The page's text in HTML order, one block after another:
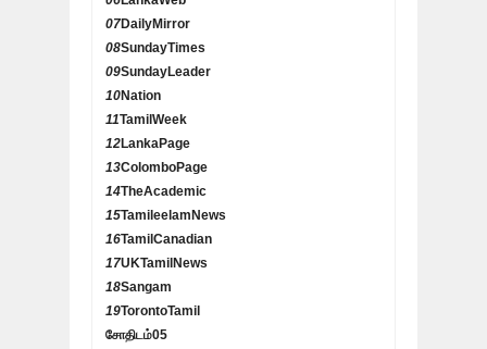
07DailyMirror
08SundayTimes
09SundayLeader
10Nation
11TamilWeek
12LankaPage
13ColomboPage
14TheAcademic
15TamileelamNews
16TamilCanadian
17UKTamilNews
18Sangam
19TorontoTamil
சோதிடம்05